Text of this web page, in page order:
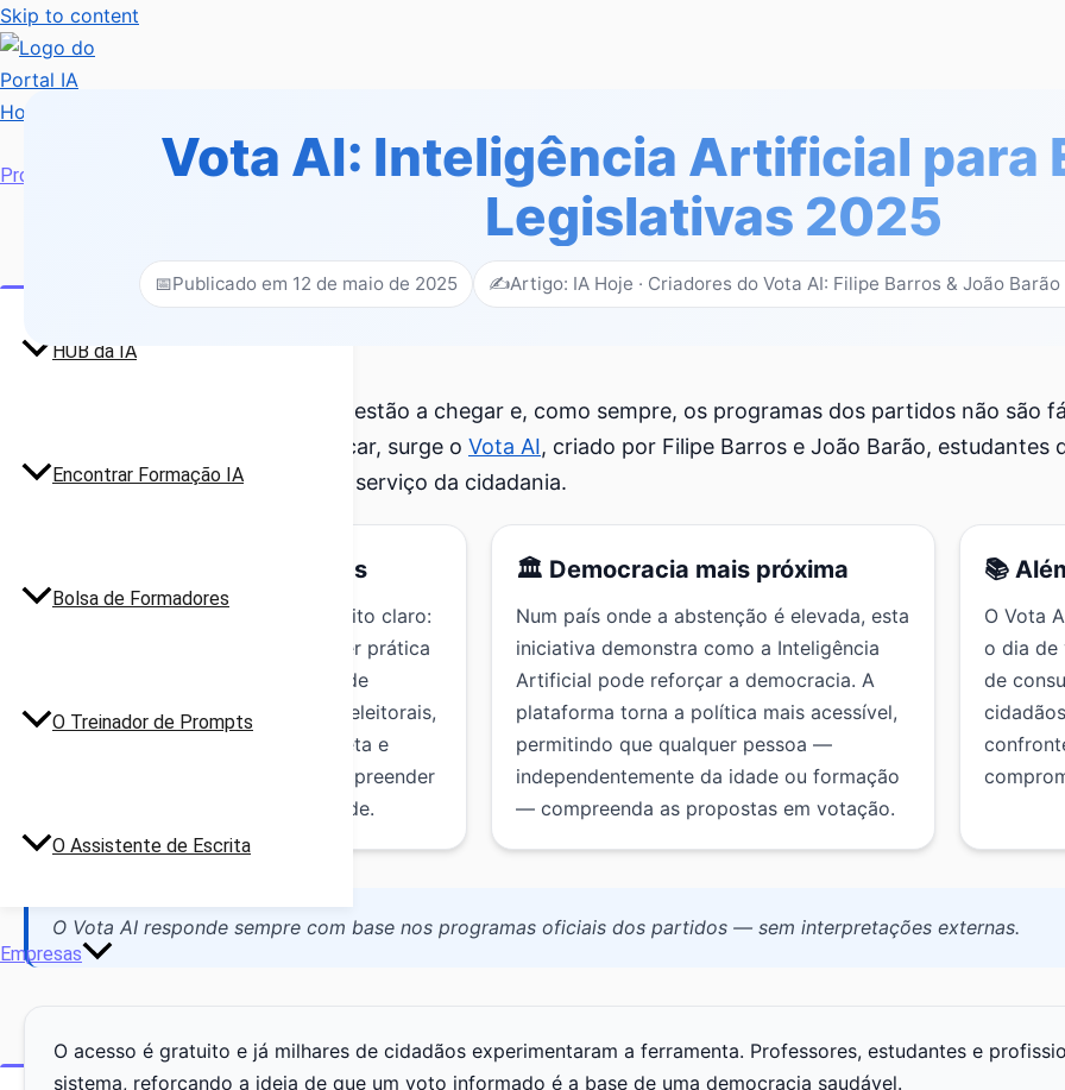
Skip to content
Profissionais
HUB da IA
Encontrar Formação IA
Bolsa de Formadores
O Treinador de Prompts
O Assistente de Escrita
Empresas
Vota AI: Inteligência Artificial para
Legislativas 2025
📅Publicado em 12 de maio de 2025 ✍️Artigo: IA Hoje · Criadores do Vota AI: Filipe Barros & João
As Eleições Legislativas de 2025 estão a chegar e, como sempre, os programas dos partidos não são
cheios de detalhes. Para simplificar, surge o Vota AI, criado por Filipe Barros e João Barão, estudantes
coloca a Inteligência Artificial ao serviço da cidadania.
🎯 IA para facilitar escolhas
O Vota AI nasceu com um propósito claro:
mostrar que a tecnologia pode ser prática
para todos os cidadãos. Em vez de
páginas e páginas de programas eleitorais,
o sistema responde de forma direta e
fundamentada, ajudando-o a compreender
melhor o que cada partido defende.
🏛️ Democracia mais próxima
Num país onde a abstenção é elevada, esta
iniciativa demonstra como a Inteligência
Artificial pode reforçar a democracia. A
plataforma torna a política mais acessível,
permitindo que qualquer pessoa —
independentemente da idade ou formação
— compreenda as propostas em votação.
📚
O Vota
o dia de
de
O Vota AI responde sempre com base nos programas oficiais dos partidos — sem interpretações externas.
O acesso é gratuito e já milhares de cidadãos experimentaram a ferramenta. Professores, estudantes e
sistema, reforçando a ideia de que um voto informado é a base de uma democracia saudável.